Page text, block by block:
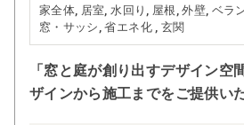
家全体, 居室, 水回り, 屋根, 外壁, ベラ
窓・サッシ, 省エネ化 , 玄関
「窓と庭が創り出すデザイン空
ザインから施工までをご提供い